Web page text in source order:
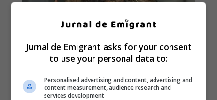
Jurnal de Emigrant asks for your consent
to use your personal data to:
Personalised advertising and content, advertising and
content measurement, audience research and
services development